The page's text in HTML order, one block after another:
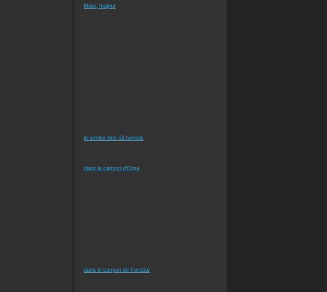
Maor, majeur
le sentier des 52 tunnels
dans le canyon d'Orsa
dans le canyon de Foresto